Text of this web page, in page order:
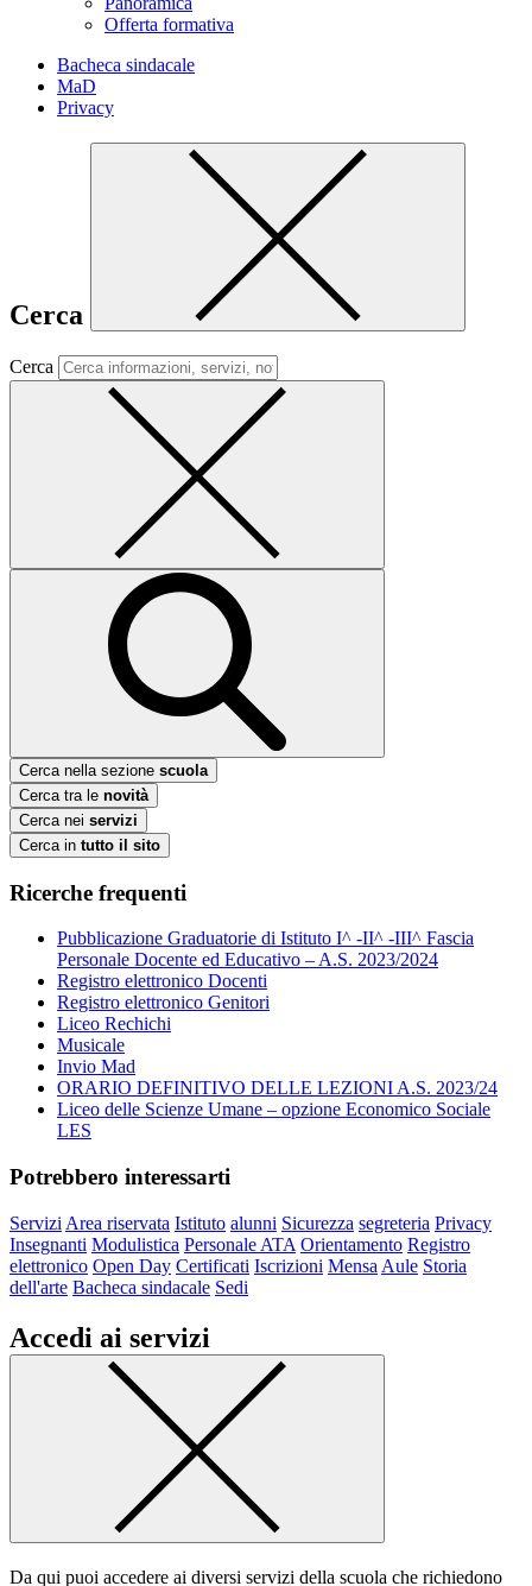
Offerta formativa
Bacheca sindacale
MaD
Privacy
Cerca
Cerca
Cerca nella sezione scuola
Cerca tra le novità
Cerca nei servizi
Cerca in tutto il sito
Ricerche frequenti
Pubblicazione Graduatorie di Istituto I^ -II^ -III^ Fascia
Personale Docente ed Educativo – A.S. 2023/2024
Registro elettronico Docenti
Registro elettronico Genitori
Liceo Rechichi
Musicale
Invio Mad
ORARIO DEFINITIVO DELLE LEZIONI A.S. 2023/24
Liceo delle Scienze Umane – opzione Economico Sociale
LES
Potrebbero interessarti
Servizi Area riservata Istituto alunni Sicurezza segreteria Privacy
Insegnanti Modulistica Personale ATA Orientamento Registro
elettronico Open Day Certificati Iscrizioni Mensa Aule Storia
dell'arte Bacheca sindacale Sedi
Accedi ai servizi
Da qui puoi accedere ai diversi servizi della scuola che richiedono